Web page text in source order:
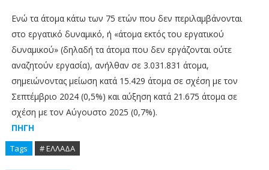
Ενώ τα άτομα κάτω των 75 ετών που δεν περιλαμβάνονται
στο εργατικό δυναμικό, ή «άτομα εκτός του εργατικού
δυναμικού» (δηλαδή τα άτομα που δεν εργάζονται ούτε
αναζητούν εργασία), ανήλθαν σε 3.031.831 άτομα,
σημειώνοντας μείωση κατά 15.429 άτομα σε σχέση με τον
Σεπτέμβριο 2024 (0,5%) και αύξηση κατά 21.675 άτομα σε
σχέση με τον Αύγουστο 2025 (0,7%).
ΠΗΓΗ
Tags # ΕΛΛΑΔΑ